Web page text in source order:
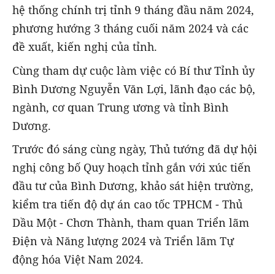
hệ thống chính trị tỉnh 9 tháng đầu năm 2024,
phương hướng 3 tháng cuối năm 2024 và các
đề xuất, kiến nghị của tỉnh.
Cùng tham dự cuộc làm việc có Bí thư Tỉnh ủy
Bình Dương Nguyễn Văn Lợi, lãnh đạo các bộ,
ngành, cơ quan Trung ương và tỉnh Bình
Dương.
Trước đó sáng cùng ngày, Thủ tướng đã dự hội
nghị công bố Quy hoạch tỉnh gắn với xúc tiến
đầu tư của Bình Dương, khảo sát hiện trường,
kiểm tra tiến độ dự án cao tốc TPHCM - Thủ
Dầu Một - Chơn Thành, tham quan Triển lãm
Điện và Năng lượng 2024 và Triển lãm Tự
động hóa Việt Nam 2024.